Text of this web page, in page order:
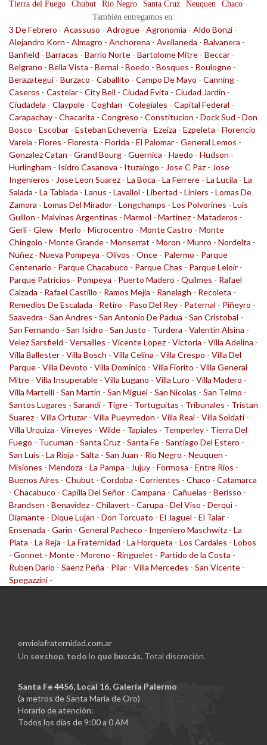
Tierra del Fuego Chubut Rio Negro Santa Cruz Neuquen
Chaco
También entregamos en:
3 De Febrero - Acassuso - Adrogue - Agronomia - Aldo Bonzi -
Alejandro Korn - Almagro - Anchorena - Avellaneda - Balvanera -
Banfield - Barracas - Barrio Norte - Bartolome Mitre - Beccar -
Belgrano - Bella Vista - Bernal - Boedo - Bosques - Boulogne -
Berazategui - Burzaco - Caballito - Campo De Mayo - Canning -
Caseros - Castelar - City Bell - Ciudad Evita - Ciudad Jardin -
Ciudadela - Claypole - Coghlan - Colegiales - Capital Federal -
Carapachay - Chacarita - Congreso - Constitucion - Dock Sud - Don
Bosco - Escobar - Esteban Echeverria - Ezeiza - Ezpeleta - Florencio
Varela - Flores - Floresta - Florida - El Palomar - General Lemos -
Gonzalez Catan - Grand Bourg - Guernica - Haedo - Hudson -
Hurlingham - Isidro Casanova - Ituzaingo - Jose C Paz - Jose
Ingenieros - Jose Leon Suarez - La Boca - La Ferrere - La Lucila - La
Salada - La Tablada - Lanus - Lavallol - Libertad - Liniers - Lomas De
Zamora - Lomas Del Mirador - Longchamps - Los Polvorines - Luis
Guillon - Malvinas Argentinas - Marmol - Martinez - Mataderos -
Gerli - Glew - Merlo - Microcentro - Monte Castro - Monte
Chingolo - Monte Grande - Monserrat - Moron - Munro - Nordelta -
Nuñez - Nueva Pompeya - Olivos - Once - Palermo - Parque
Centenario - Parque Chacabuco - Parque Chas - Parque Leloir -
Parque Patricios - Pompeya - Puerto Madero - Quilmes - Rafael
Calzada - Rafael Castillo - Ramos Mejia - Ranelagh - Recoleta -
Remedios De Escalada - Retiro - Paso Del Rey - Paternal - Piñeyro -
Saavedra - San Andres - San Antonio De Padua - San Cristobal -
San Fernando - San Isidro - San Justo - Turdera - Valentin Alsina -
Velez Sarsfield - Versailles - Vicente Lopez - Victoria - Villa Adelina -
Villa Ballester - Villa Bosch - Villa Celina - Villa Crespo - Villa Del
Parque - Villa Devoto - Villa Dominico - Villa Fiorito - Villa General
Mitre - Villa Insuperable - Villa Lugano - Villa Luro - Villa Madero -
Villa Martelli - San Martin - San Miguel - San Nicolas - San Telmo -
Santos Lugares - Sarandi - Tigre - Tortuguitas - Tribunales - Tristan
Suarez - Villa Ortuzar - Villa Pueyrredon - Villa Real - Villa Soldati -
Villa Urquiza - Virreyes - Wilde - Tapiales - Temperley - Tierra Del
Fuego - Tucuman - Santa Cruz - Santa Fe - Santiago Del Estero -
San Luis - La Rioja - Salta - San Juan - Rio Negro - Neuquen -
Misiones - Mendoza - La Pampa - Jujuy - Formosa - Entre Rios -
Buenos Aires - Chubut - Cordoba - Corrientes - Chaco - Catamarca
- Chacabuco - Capilla Del Señor - Campana - Cañuelas - Berisso -
Brandsen - Benavidez - Chilavert - Carupa - Del Viso - Derqui -
Diamante - Dique Lujan - Don Torcuato - El Jaguel - El Talar -
Ensenada - Garin - General Pacheco - Ingeniero Maschwitz - La
Plata - La Reja - La Fraternidad - La Horqueta - Los Cardales - Lobos
- Gonnet - Monte - Moreno - Ringuelet - Partido de la Costa -
Ruben Dario - Saenz Peña - Pilar - Villa Mercedes - San Vicente -
Spegazzini -
enviolafraternidad.com.ar
Un sexshop, todo lo que buscás. Total discreción.
Santa Fe 4456, Local 16, Galería Palermo
(a metros de Santa Maria de Oro)
Horario de atención:
Todos los días de 9:00 a 0 AM